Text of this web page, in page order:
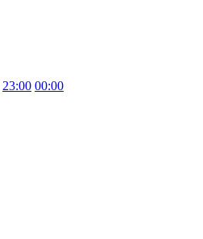
23:00 00:00